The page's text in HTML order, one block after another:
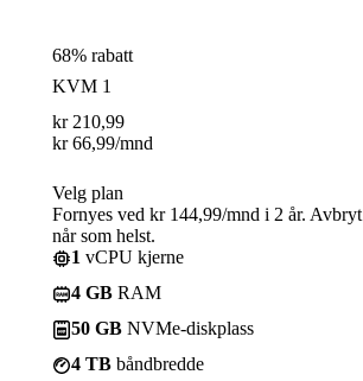
68% rabatt
KVM 1
kr 210,99
kr 66,99/mnd
Velg plan
Fornyes ved kr 144,99/mnd i 2 år. Avbryt
når som helst.
1 vCPU kjerne
4 GB RAM
50 GB NVMe-diskplass
4 TB båndbredde